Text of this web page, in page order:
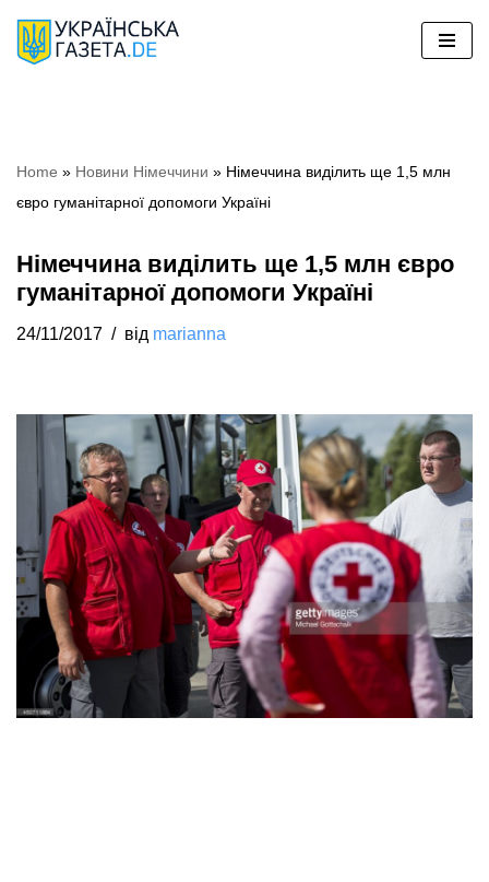
Перейти
Home » Новини Німеччини » Німеччина виділить ще 1,5 млн
євро гуманітарної допомоги Україні
Німеччина виділить ще 1,5 млн євро
гуманітарної допомоги Україні
24/11/2017 від marianna